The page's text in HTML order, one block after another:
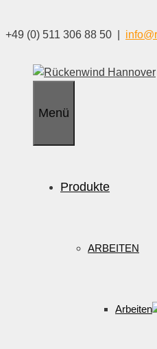
Inhalt
+49 (0) 511 306 88 50 |
Menü
Produkte
ARBEITEN
Arbeiten